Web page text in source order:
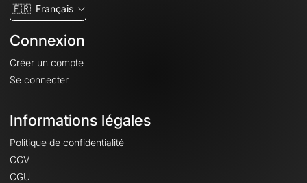
🇫🇷 Français
Connexion
Créer un compte
Se connecter
Informations légales
Politique de confidentialité
CGV
CGU